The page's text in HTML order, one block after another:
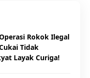
Rokok Ilegal
Tidak
Layak Curiga!